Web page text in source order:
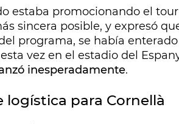
estaba promocionando el
sincera posible, y expresó
programa, se había
vez en el estadio del
inesperadamente.
logística para Cornellà